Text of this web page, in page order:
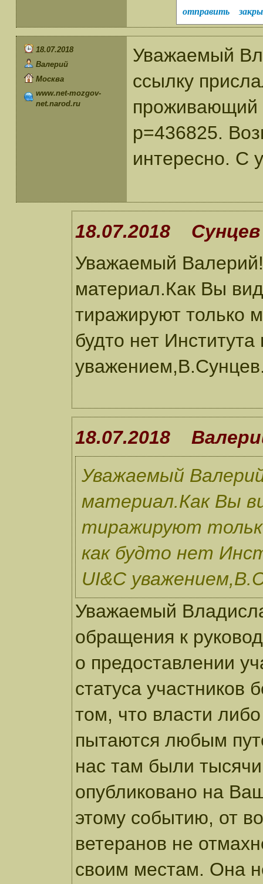
отправить
18.07.2018
Валерий
Москва
www.net-mozgov-
net.narod.ru
Уважаемый
ссылку
проживающий
p=436825.
интересно. С
18.07.2018
Уважаемый
материал.Как Вы
тиражируют только
будто нет
18.07.2018
Уважаемый
материал.Как Вы
тиражируют
как будто нет
UI&C
Уважаемый
обращения к
о предоставлении
статуса
том, что власти
пытаются любым
нас там были
опубликовано на
этому событию, от
ветеранов не
своим местам. Она